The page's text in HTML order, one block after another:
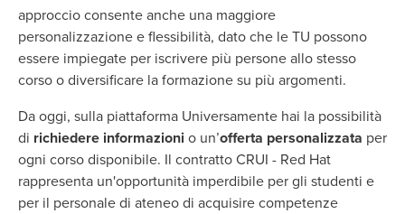
approccio consente anche una maggiore
personalizzazione e flessibilità, dato che le TU possono
essere impiegate per iscrivere più persone allo stesso
corso o diversificare la formazione su più argomenti.
Da oggi, sulla piattaforma Universamente hai la possibilità
di richiedere informazioni o un’offerta personalizzata per
ogni corso disponibile. Il contratto CRUI - Red Hat
rappresenta un'opportunità imperdibile per gli studenti e
per il personale di ateneo di acquisire competenze